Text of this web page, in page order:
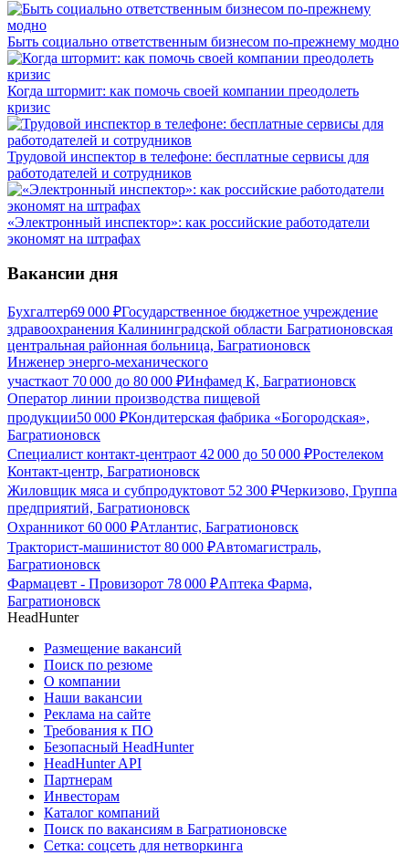
Быть социально ответственным бизнесом по-прежнему модно
Когда штормит: как помочь своей компании преодолеть
кризис
Трудовой инспектор в телефоне: бесплатные сервисы для
работодателей и сотрудников
«Электронный инспектор»: как российские работодатели
экономят на штрафах
Вакансии дня
Бухгалтер69 000 ₽Государственное бюджетное учреждение
здравоохранения Калининградской области Багратионовская
центральная районная больница, Багратионовск
Инженер энерго-механического
участкаот 70 000 до 80 000 ₽Инфамед К, Багратионовск
Оператор линии производства пищевой
продукции50 000 ₽Кондитерская фабрика «Богородская»,
Багратионовск
Специалист контакт-центраот 42 000 до 50 000 ₽Ростелеком
Контакт-центр, Багратионовск
Жиловщик мяса и субпродуктовот 52 300 ₽Черкизово, Группа
предприятий, Багратионовск
Охранникот 60 000 ₽Атлантис, Багратионовск
Тракторист-машинистот 80 000 ₽Автомагистраль,
Багратионовск
Фармацевт - Провизорот 78 000 ₽Аптека Фарма,
Багратионовск
HeadHunter
Размещение вакансий
Поиск по резюме
О компании
Наши вакансии
Реклама на сайте
Требования к ПО
Безопасный HeadHunter
HeadHunter API
Партнерам
Инвесторам
Каталог компаний
Поиск по вакансиям в Багратионовске
Сетка: соцсеть для нетворкинга